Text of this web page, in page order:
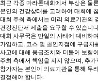
최근 각종 마라톤대회에서 부상은 물
본인의 건강상태를 고려하여 대회에
대회 주최 측에서는 미리 의료기관의
건강진단서 제출을 요구할 수 있습니
대회 사무국은 만일의 사태에 대비하
가입하고, 코스 및 골인지점에 구급차
사고에 대해 응급조치와 더불어 보험
주최 측에서 책임을 지지 않으며, 추
참가자는 본인이 의료기관을 통해 무
결정해야 합니다.